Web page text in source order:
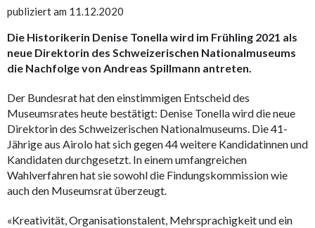
publiziert am 11.12.2020
Die Historikerin Denise Tonella wird im Frühling 2021 als
neue Direktorin des Schweizerischen Nationalmuseums
die Nachfolge von Andreas Spillmann antreten.
Der Bundesrat hat den einstimmigen Entscheid des
Museumsrates heute bestätigt: Denise Tonella wird die neue
Direktorin des Schweizerischen Nationalmuseums. Die 41-
Jährige aus Airolo hat sich gegen 44 weitere Kandidatinnen und
Kandidaten durchgesetzt. In einem umfangreichen
Wahlverfahren hat sie sowohl die Findungskommission wie
auch den Museumsrat überzeugt.
«Kreativität, Organisationstalent, Mehrsprachigkeit und ein